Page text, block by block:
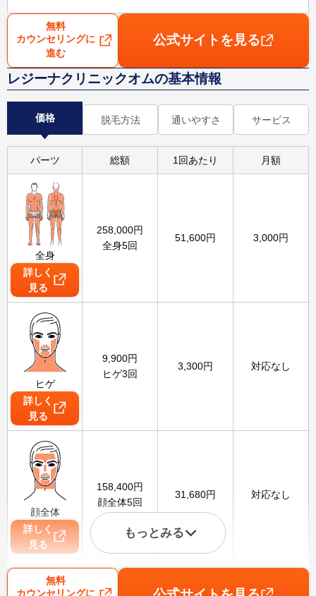
無料
カウンセリングに
進む
公式サイトを見る
レジーナクリニックオムの基本情報
価格 脱毛方法 通いやすさ サービス
パーツ 総額 1回あたり 月額
全身
詳しく
見る
258,000円
全身5回
51,600円 3,000円
ヒゲ
詳しく
見る
9,900円
ヒゲ3回
3,300円 対応なし
顔全体
詳しく
見る
158,400円
顔全体5回
31,680円 対応なし
もっとみる
無料
カウンセリングに